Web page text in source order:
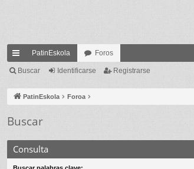
nl
ac
es
rá
pi
do
PatinEskola Foros
Buscar Identificarse Registrarse
PatinEskola Foroa
Buscar
Consulta